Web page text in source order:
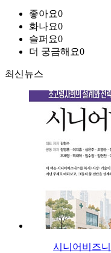
좋아요0
화나요0
슬퍼요0
더 궁금해요0
최신뉴스
시니어비즈